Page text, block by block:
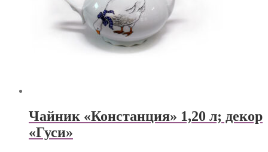
Чайник «Констанция» 1,20 л; декор
«Гуси»